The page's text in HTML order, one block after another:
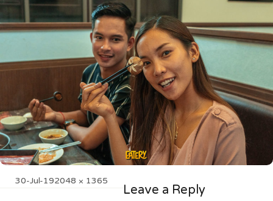
Posted
30-Jul-19Full
2048 × 1365
Leave a Reply